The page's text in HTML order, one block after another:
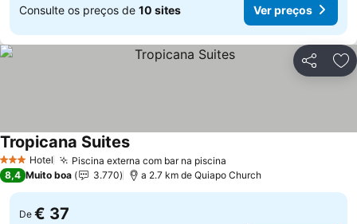
Consulte os preços de 10 sites Ver preços
Partilhar
3 EstrelasHotel Piscina externa com bar na piscina
Tropicana Suites
8,4 Muito boa 3.770 a 2.7 km de Quiapo Church
De € 37